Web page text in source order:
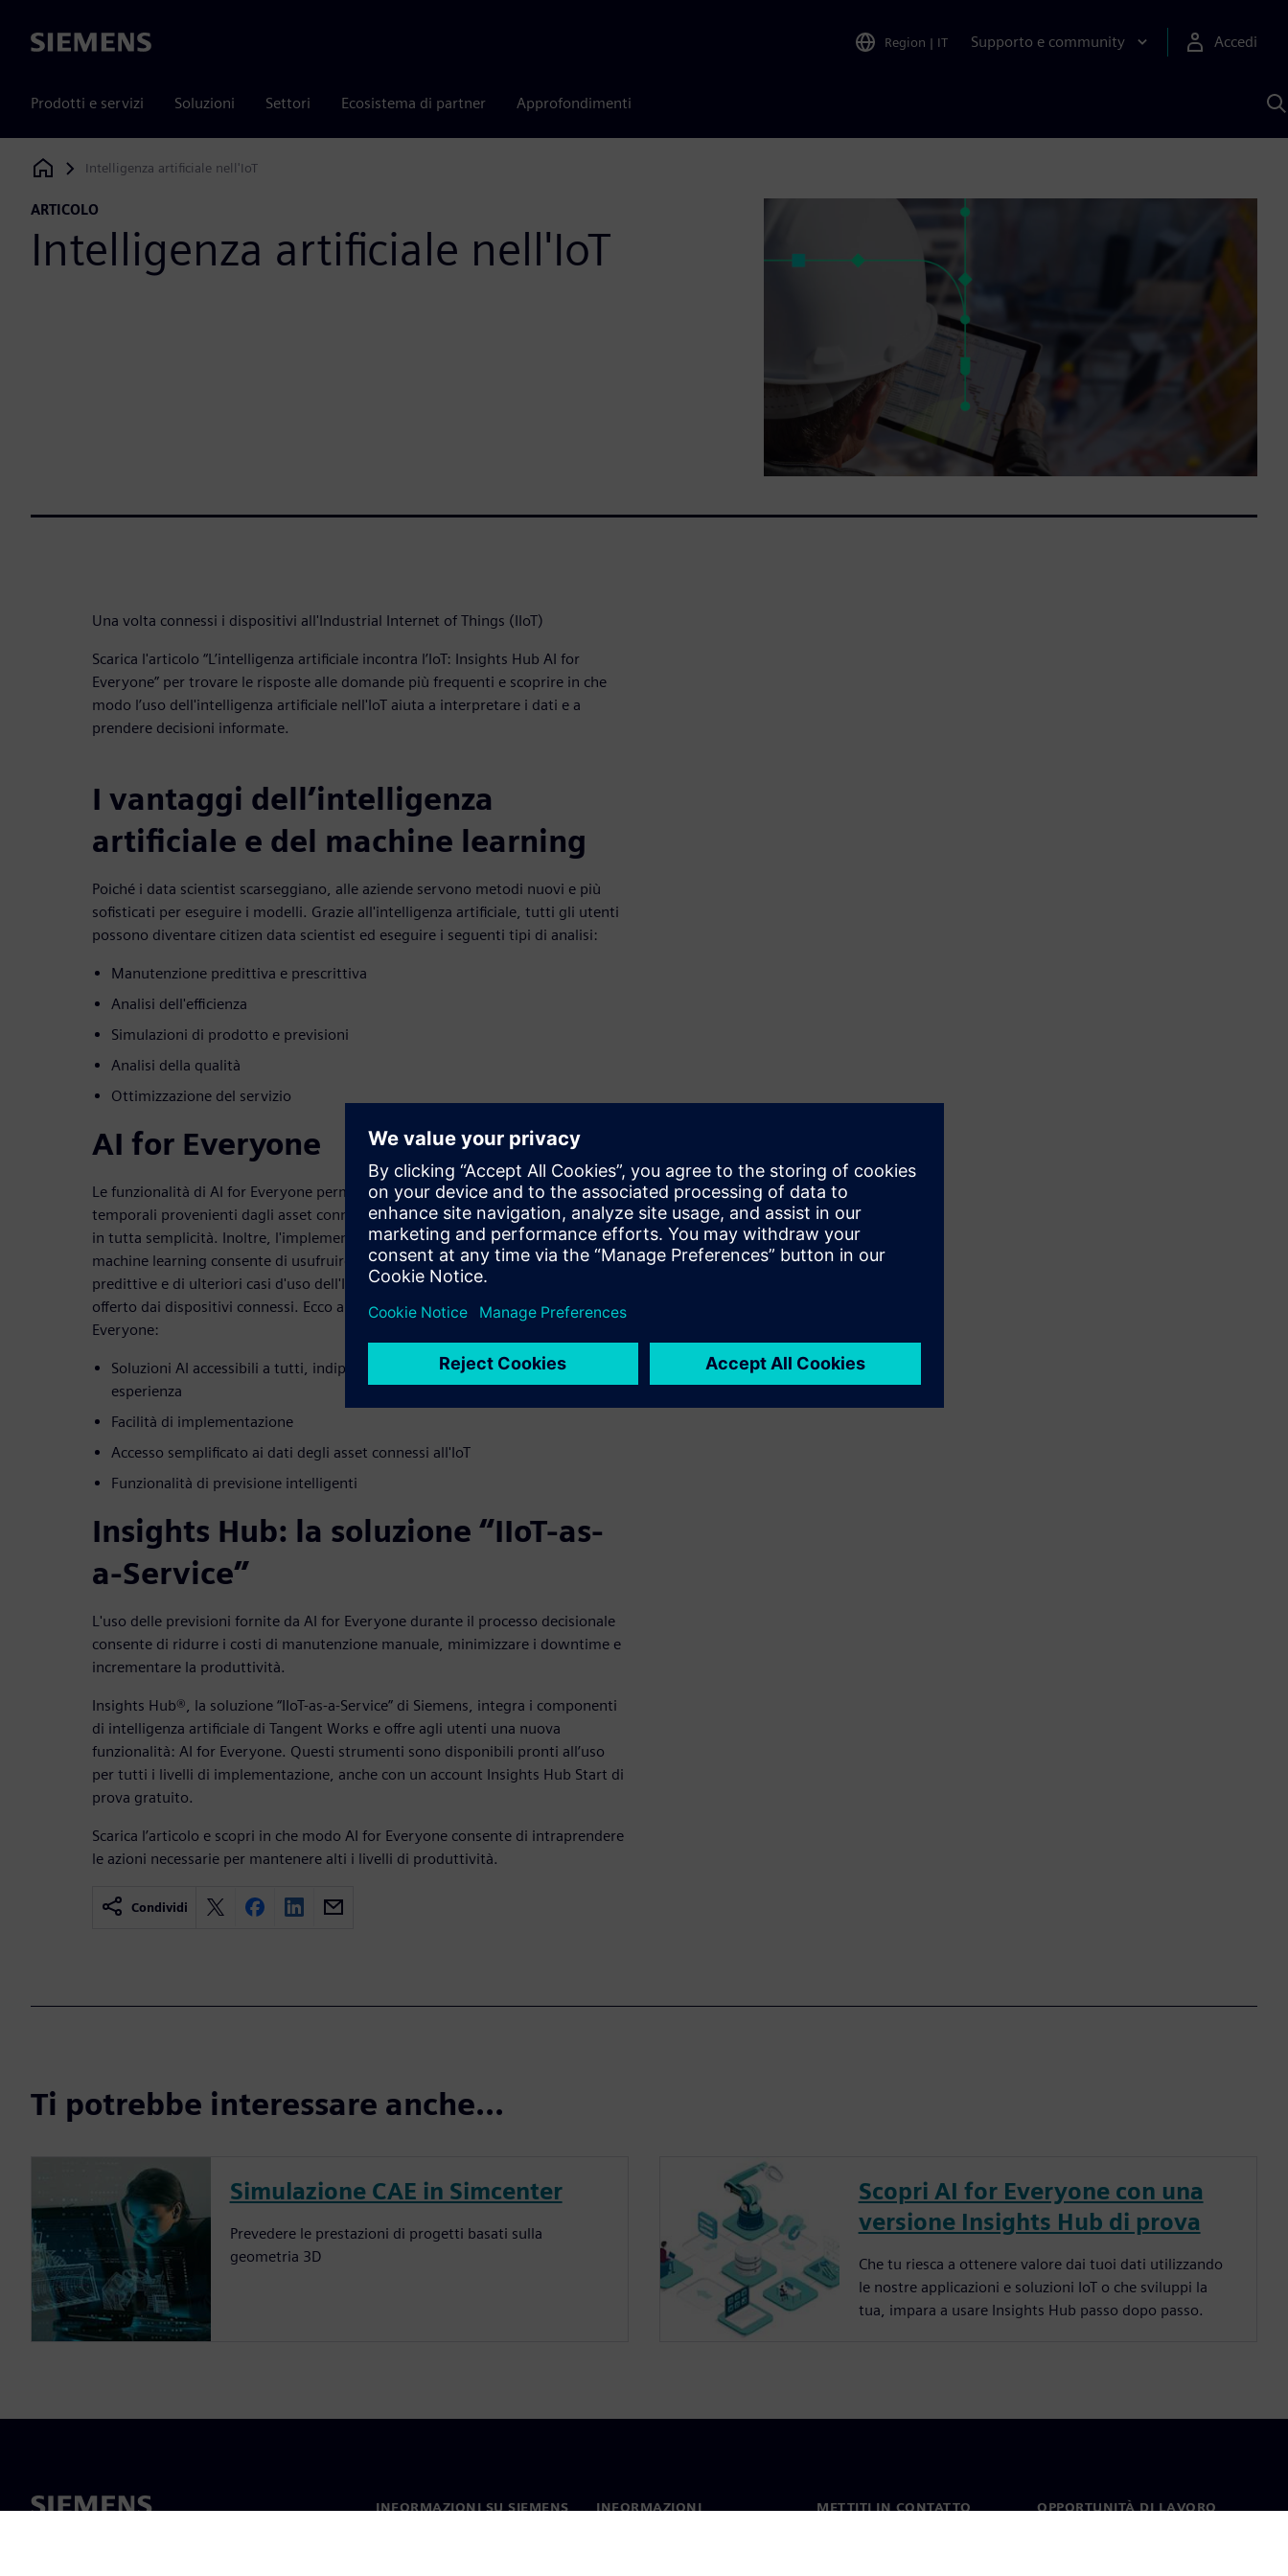
Siemens Region | IT Supporto e community Accedi
Prodotti e servizi Soluzioni Settori Ecosistema di partner Approfondimenti
Siemens Digital Industries Software
Intelligenza artificiale nell'IoT
ARTICOLO
Intelligenza artificiale nell'IoT
Una volta connessi i dispositivi all'Industrial Internet of Things (IIoT)
Scarica l'articolo “L’intelligenza artificiale incontra l’IoT: Insights Hub AI for
Everyone” per trovare le risposte alle domande più frequenti e scoprire in che
modo l’uso dell'intelligenza artificiale nell'IoT aiuta a interpretare i dati e a
prendere decisioni informate.
I vantaggi dell’intelligenza
artificiale e del machine learning
Poiché i data scientist scarseggiano, alle aziende servono metodi nuovi e più
sofisticati per eseguire i modelli. Grazie all'intelligenza artificiale, tutti gli utenti
possono diventare citizen data scientist ed eseguire i seguenti tipi di analisi:
Manutenzione predittiva e prescrittiva
Analisi dell'efficienza
Simulazioni di prodotto e previsioni
Analisi della qualità
Ottimizzazione del servizio
AI for Everyone
Le funzionalità di AI for Everyone permettono di utilizzare i dati di serie
temporali provenienti dagli asset connessi all'IoT per creare modelli di previsioni
in tutta semplicità. Inoltre, l'implementazione di intelligenza artificiale e
machine learning consente di usufruire di un'ampia gamma di capacità
predittive e di ulteriori casi d'uso dell'IoT, incrementando il valore aggiunto
offerto dai dispositivi connessi. Ecco alcune delle caratteristiche chiave di AI for
Everyone:
Soluzioni AI accessibili a tutti, indipendentemente dal livello di abilità ed
esperienza
Facilità di implementazione
Accesso semplificato ai dati degli asset connessi all'IoT
Funzionalità di previsione intelligenti
Insights Hub: la soluzione “IIoT-as-
a-Service”
L'uso delle previsioni fornite da AI for Everyone durante il processo decisionale
consente di ridurre i costi di manutenzione manuale, minimizzare i downtime e
incrementare la produttività.
Insights Hub®, la soluzione “IIoT-as-a-Service” di Siemens, integra i componenti
di intelligenza artificiale di Tangent Works e offre agli utenti una nuova
funzionalità: AI for Everyone. Questi strumenti sono disponibili pronti all’uso
per tutti i livelli di implementazione, anche con un account Insights Hub Start di
prova gratuito.
Scarica l’articolo e scopri in che modo AI for Everyone consente di intraprendere
le azioni necessarie per mantenere alti i livelli di produttività.
Condividi
Ti potrebbe interessare anche...
Simulazione CAE in Simcenter
Prevedere le prestazioni di progetti basati sulla
geometria 3D
Scopri AI for Everyone con una
versione Insights Hub di prova
Che tu riesca a ottenere valore dai tuoi dati utilizzando
le nostre applicazioni e soluzioni IoT o che sviluppi la
tua, impara a usare Insights Hub passo dopo passo.
INFORMAZIONI SU SIEMENS
INFORMAZIONI
METTITI IN CONTATTO OPPORTUNITÀ DI LAVORO